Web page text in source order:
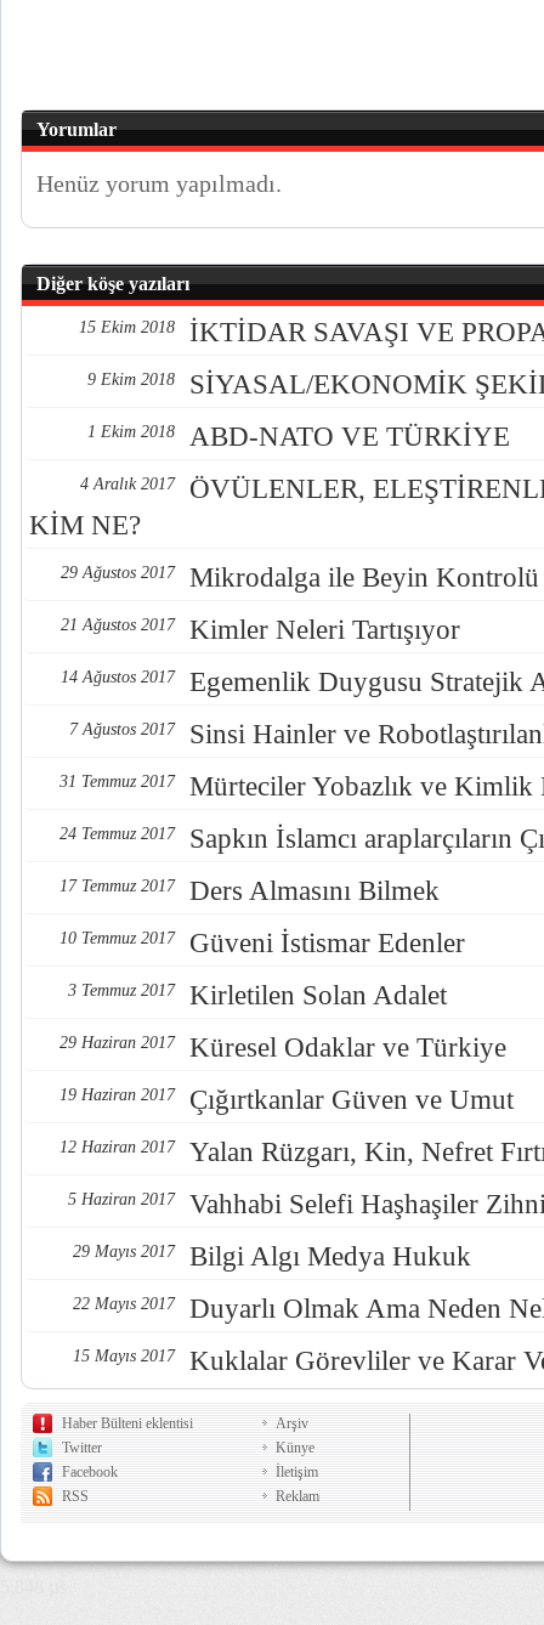
Yorumlar
Henüz yorum yapılmadı.
Diğer köşe yazıları
15 Ekim 2018 İKTİDAR SAVAŞI VE
9 Ekim 2018 SİYASAL/EKONOMİK
1 Ekim 2018 ABD-NATO VE TÜRKİYE
4 Aralık 2017
ÖVÜLENLER,
KİM NE?
29 Ağustos 2017 Mikrodalga ile Beyin Kontrolü
21 Ağustos 2017 Kimler Neleri Tartışıyor
14 Ağustos 2017 Egemenlik Duygusu Stratejik
7 Ağustos 2017 Sinsi Hainler ve
31 Temmuz 2017 Mürteciler Yobazlık ve Kimlik
24 Temmuz 2017 Sapkın İslamcı araplarçıların
17 Temmuz 2017 Ders Almasını Bilmek
10 Temmuz 2017 Güveni İstismar Edenler
3 Temmuz 2017 Kirletilen Solan Adalet
29 Haziran 2017 Küresel Odaklar ve Türkiye
19 Haziran 2017 Çığırtkanlar Güven ve Umut
12 Haziran 2017 Yalan Rüzgarı, Kin, Nefret
5 Haziran 2017 Vahhabi Selefi Haşhaşiler
29 Mayıs 2017 Bilgi Algı Medya Hukuk
22 Mayıs 2017 Duyarlı Olmak Ama Neden
15 Mayıs 2017 Kuklalar Görevliler ve Karar
Haber Bülteni eklentisi
Twitter
Facebook
RSS
Arşiv
Künye
İletişim
Reklam